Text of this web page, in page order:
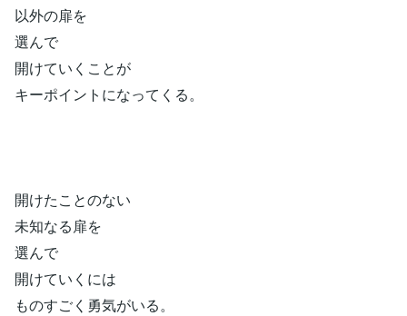
以外の扉を
選んで
開けていくことが
キーポイントになってくる。
開けたことのない
未知なる扉を
選んで
開けていくには
ものすごく勇気がいる。